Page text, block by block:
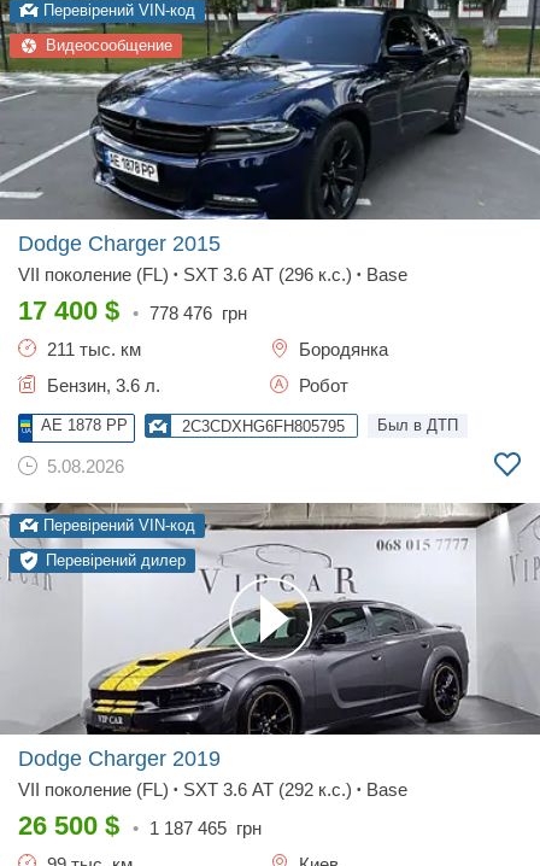
Перевірений VIN-код
Видеосообщение
Dodge Charger 2015
VII поколение (FL) • SXT 3.6 AT (296 к.с.) • Base
17 400 $ • 778 476 грн
211 тыс. км
Бородянка
Бензин, 3.6 л.
Робот
AE 1878 PP 2C3CDXHG6FH805795 Был в ДТП
5.08.2026
Перевірений VIN-код
Перевірений дилер
Dodge Charger 2019
VII поколение (FL) • SXT 3.6 AT (292 к.с.) • Base
26 500 $ • 1 187 465 грн